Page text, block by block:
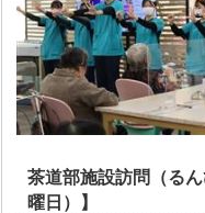
茶道部施設訪問（る
曜日）】